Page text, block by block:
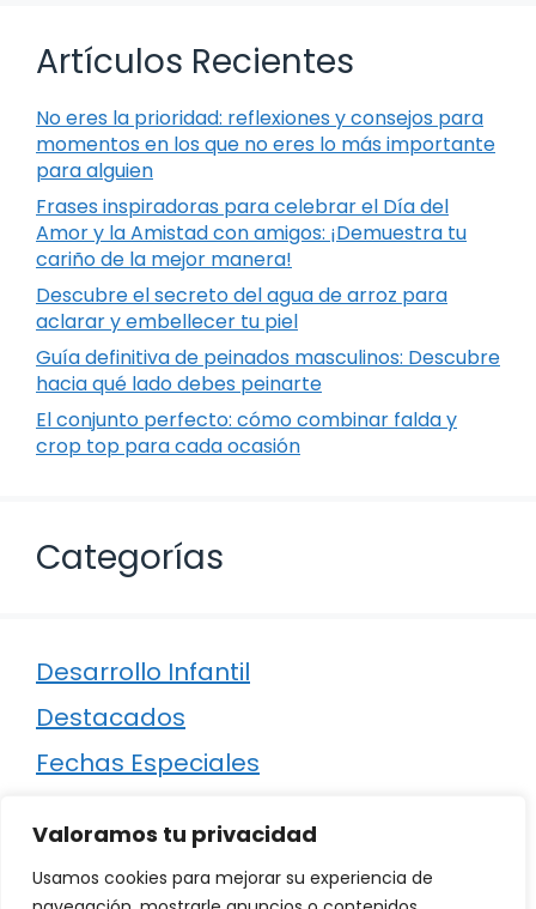
Valoramos tu privacidad
Usamos cookies para mejorar su experiencia de
Artículos Recientes
No eres la prioridad: reflexiones y consejos para
momentos en los que no eres lo más importante
para alguien
Frases inspiradoras para celebrar el Día del
Amor y la Amistad con amigos: ¡Demuestra tu
cariño de la mejor manera!
Descubre el secreto del agua de arroz para
aclarar y embellecer tu piel
Guía definitiva de peinados masculinos: Descubre
hacia qué lado debes peinarte
El conjunto perfecto: cómo combinar falda y
crop top para cada ocasión
Categorías
Desarrollo Infantil
Destacados
Fechas Especiales
Poesía
Regalos